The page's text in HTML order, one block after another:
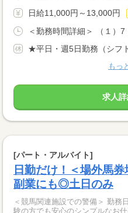
日給11,000円～13,000円
＜勤務時間詳細＞ （１）7
★平日・週5日勤務（シフ
もっ
求人
[パート・アルバイト]
日勤だけ！＜場外馬
副業にも◎土日のみ
＜競馬関連施設での警備＞ 勤務
験の方でも安心のシンプルなお仕事です！ ▼具体的